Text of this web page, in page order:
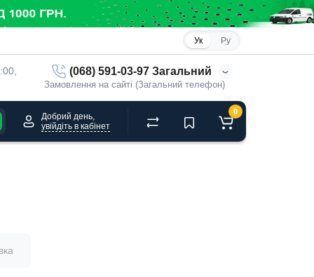
Ук Ру
(068) 591-03-97 Загальний
Замовлення на сайті (Загальний телефон)
Добрий день,
увійдіть в кабінет
0